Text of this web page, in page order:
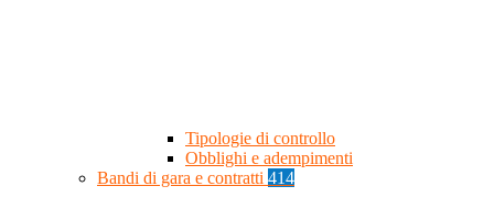
Tipologie di controllo
Obblighi e adempimenti
Bandi di gara e contratti 414